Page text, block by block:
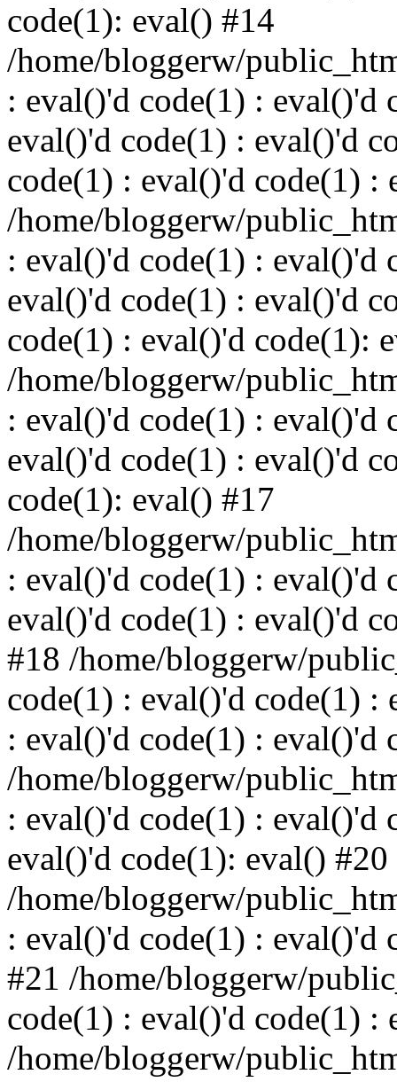
code(1): eval() #14
/home/bloggerw/
: eval()'d code(1) : eval()'d
eval()'d code(1) : eval()'d
code(1) : eval()'d code(1) :
/home/bloggerw/
: eval()'d code(1) : eval()'d
eval()'d code(1) : eval()'d
code(1) : eval()'d code(1):
/home/bloggerw/
: eval()'d code(1) : eval()'d
eval()'d code(1) : eval()'d
code(1): eval() #17
/home/bloggerw/
: eval()'d code(1) : eval()'d
eval()'d code(1) : eval()'d
#18 /home/bloggerw/
code(1) : eval()'d code(1) :
: eval()'d code(1) : eval()'d
/home/bloggerw/
: eval()'d code(1) : eval()'d
eval()'d code(1): eval() #20
/home/bloggerw/
: eval()'d code(1) : eval()'d
#21 /home/bloggerw/
code(1) : eval()'d code(1) :
/home/bloggerw/